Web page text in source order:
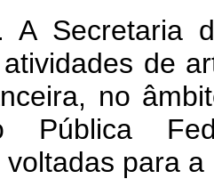
de
de
no
Pública
para